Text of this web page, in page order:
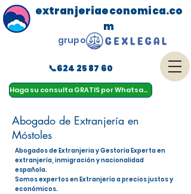
Haga su consulta GRATIS por Whatsapp
menu
extranjeriaeconomica.co
m
📞624 25 87 60
grupo
Abogado de Extranjería en
Móstoles
Abogados de Extranjeria y Gestoría Experta en
extranjería, inmigración y nacionalidad
española.
Somos expertos en Extranjería a precios justos y
económicos.